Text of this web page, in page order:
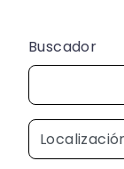
Buscador